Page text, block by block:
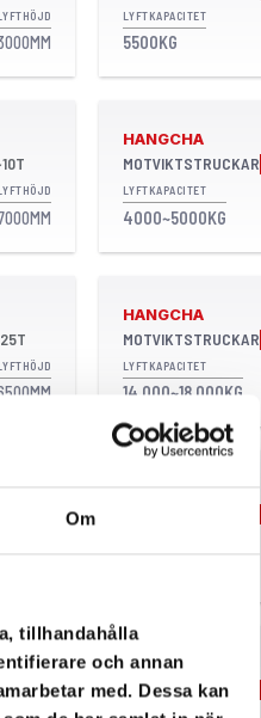
Om
tillhandahålla
och annan
med. Dessa kan
LYFTKAPACITET
5500KG
HANGCHA
MOTVIKTSTRUCKAR
LYFTKAPACITET
4000~5000KG
HANGCHA
MOTVIKTSTRUCKAR
LYFTKAPACITET
14 000~18 000KG
HANGCHA
HANGCHA
MOTVIKTSTRUCKAR
LYFTKAPACITET